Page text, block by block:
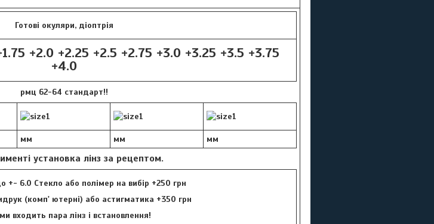
Готові окуляри, діоптрія
+2.0 +2.25 +2.5 +2.75 +3.0 +3.25 +3.5 +3.75
+4.0
рмц 62-64 стандарт!!
мм мм мм
установка лінз за рецептом.
+- 6.0 Стекло або полімер на вибір +250 грн
(комп' ютерні) або астигматика +350 грн
входить пара лінз і встановлення!